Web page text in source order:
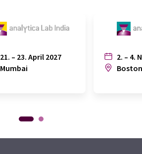
21. – 23. April 2027
Mumbai
2. – 4.
Boston